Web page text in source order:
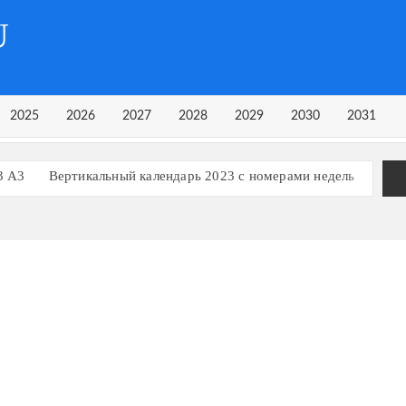
2025 2026 2027 2028 2029 2030 2031
А3
Вертикальный календарь 2023 с номерами недель